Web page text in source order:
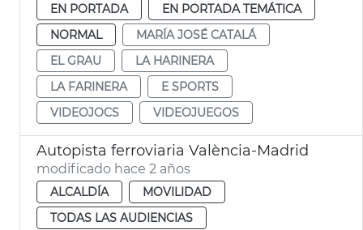
EN PORTADA
EN PORTADA TEMÁTICA
NORMAL
MARÍA JOSÉ CATALÁ
EL GRAU
LA HARINERA
LA FARINERA
E SPORTS
VIDEOJOCS
VIDEOJUEGOS
Autopista ferroviaria València-Madrid
modificado hace 2 años
ALCALDÍA
MOVILIDAD
TODAS LAS AUDIENCIAS